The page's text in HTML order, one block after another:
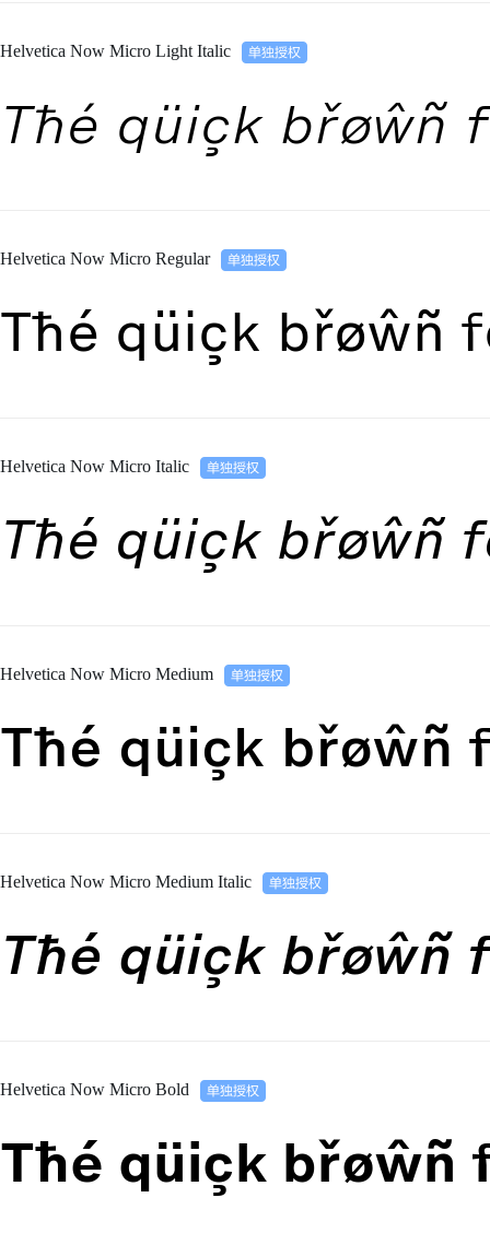
Helvetica Now Micro Light Italic
Tħé qüiçk břøŵñ
Helvetica Now Micro Regular
Tħé qüiçk břøŵñ
Helvetica Now Micro Italic
Tħé qüiçk břøŵñ
Helvetica Now Micro Medium
Tħé qüiçk břøŵñ
Helvetica Now Micro Medium Italic
Tħé qüiçk břøŵñ
Helvetica Now Micro Bold
Tħé qüiçk břøŵñ